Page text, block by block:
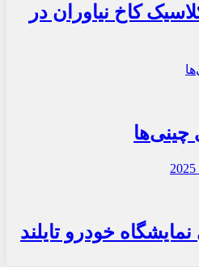
کاخ نیاوران در
چینی‌ها
خودرو تایلند